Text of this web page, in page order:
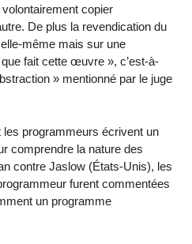
copier
De plus la revendication du
même mais sur une
fait cette œuvre », c’est-à-
» mentionné par le juge
programmeurs écrivent un
comprendre la nature des
contre Jaslow (États-Unis), les
furent commentées
un programme